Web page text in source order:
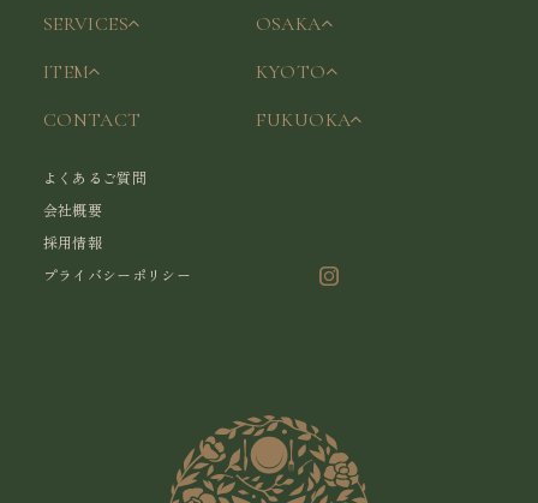
SERVICES
ITEM
CONTACT
よくあるご質問
会社概要
採用情報
プライバシーポリシー
OSAKA
KYOTO
FUKUOKA